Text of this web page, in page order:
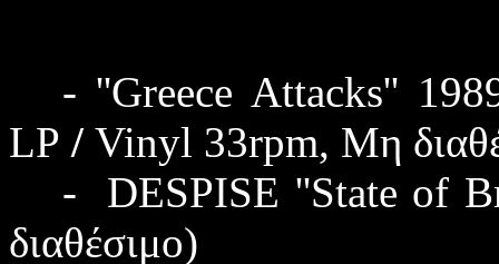
- ''Greece Attacks''
LP / Vinyl 33rpm, Μη
- DESPISE ''State of
διαθέσιμο)